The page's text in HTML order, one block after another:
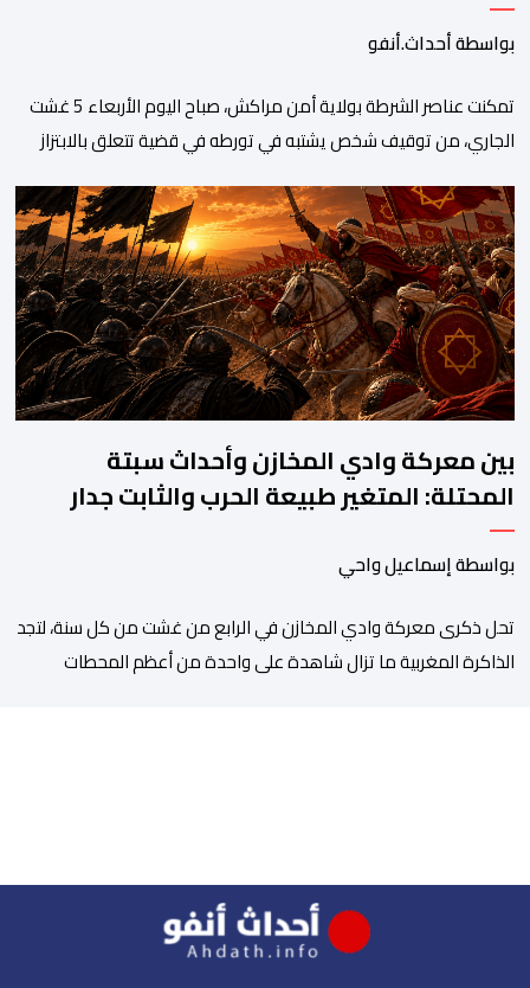
بواسطة أحداث.أنفو
تمكنت عناصر الشرطة بولاية أمن مراكش، صباح اليوم الأربعاء 5 غشت
الجاري، من توقيف شخص يشتبه في تورطه في قضية تتعلق بالابتزاز
سائحين أجنبيين للابتزاز بالمدينة العتيقة بمراكش، وطالبهما بمبلغ مالي
غير مستحق بدعوى ممارسة نشاط مرتبط بالإرشاد السياحي بدون
رخصة، وهي الأفعال الإجرامية التي […]
بين معركة وادي المخازن وأحداث سبتة
المحتلة: المتغير طبيعة الحرب والثابت جدار
الصد الوطني
بواسطة إسماعيل واحي
تحل ذكرى معركة وادي المخازن في الرابع من غشت من كل سنة، لتجد
الذاكرة المغربية ما تزال شاهدة على واحدة من أعظم المحطات